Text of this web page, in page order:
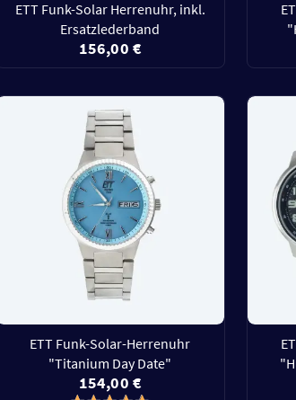
ETT Funk-Solar Herrenuhr, inkl.
Ersatzlederband
156,00 €
ETT Funk-Solar-Herrenuhr
"Titanium Day Date"
154,00 €